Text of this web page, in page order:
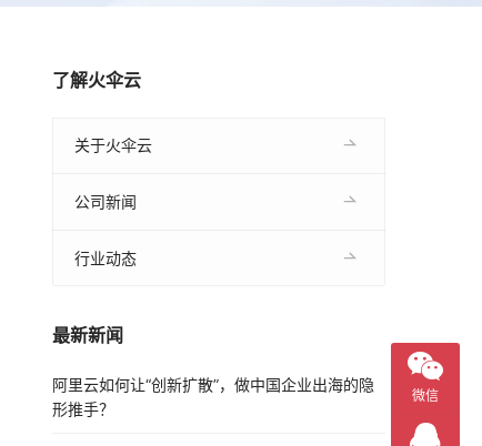
了解火伞云
关于火伞云
公司新闻
行业动态
最新新闻
阿里云如何让“创新扩散”，做中国企业出海的隐
形推手？
微信